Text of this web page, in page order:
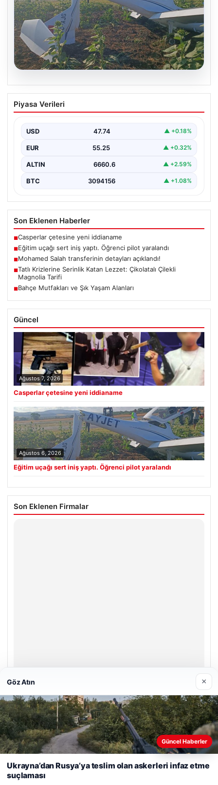
Eğitim uçağı sert iniş yaptı. Öğrenci
pilot yaralandı
Piyasa Verileri
USD 47.74 ▲ +0.18%
EUR 55.25 ▲ +0.32%
ALTIN 6660.6 ▲ +2.59%
BTC 3094156 ▲ +1.08%
Son Eklenen Haberler
■Casperlar çetesine yeni iddianame
■Eğitim uçağı sert iniş yaptı. Öğrenci pilot yaralandı
■Mohamed Salah transferinin detayları açıklandı!
■Tatlı Krizlerine Serinlik Katan Lezzet: Çikolatalı Çilekli
Magnolia Tarifi
■Bahçe Mutfakları ve Şık Yaşam Alanları
Güncel
Ağustos 7, 2026
Casperlar çetesine yeni iddianame
Ağustos 6, 2026
Eğitim uçağı sert iniş yaptı. Öğrenci pilot yaralandı
Son Eklenen Firmalar
Prenses Night Club
Nisan 29, 2026
Web sitemizi nasıl kullandığınızı daha iyi anlayabilmek,
kullanıyoruz.Çerez Politikamız
Reddet
Göz Atın ×
Güncel Haberler
Ukrayna’dan Rusya’ya teslim olan askerleri infaz etme
suçlaması